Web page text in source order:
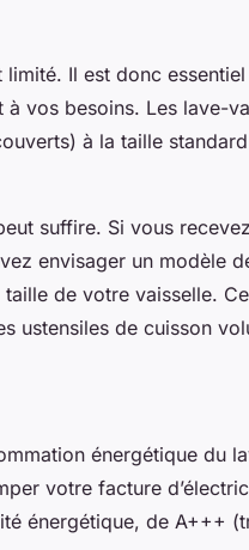
limité. Il est donc
vos besoins. Les lave-
à la taille
suffire. Si vous
envisager un modèle
de votre vaisselle.
ustensiles de cuisson
énergétique du
votre facture
énergétique, de A+++